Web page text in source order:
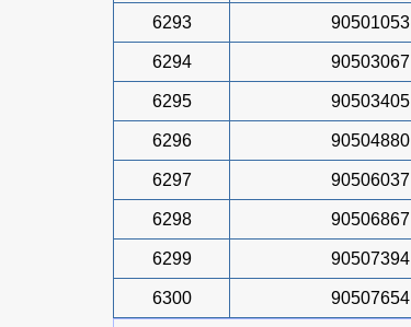
6293 90501053
6294 90503067
6295 90503405
6296 90504880
6297 90506037
6298 90506867
6299 90507394
6300 90507654